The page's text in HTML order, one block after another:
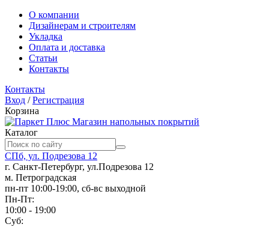
О компании
Дизайнерам и строителям
Укладка
Оплата и доставка
Статьи
Контакты
Контакты
Вход /Регистрация
Корзина
Магазин напольных покрытий
Каталог
СПб, ул. Подрезова 12
г. Санкт-Петербург, ул.Подрезова 12
м. Петроградская
пн-пт 10:00-19:00, сб-вс выходной
Пн-Пт:
10:00 - 19:00
Суб: